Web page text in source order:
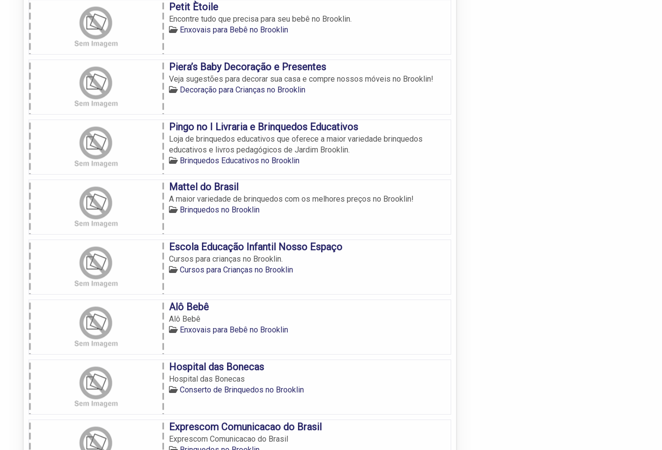
Petit Ètoile
Encontre tudo que precisa para seu bebê no Brooklin.
Enxovais para Bebê no Brooklin
Piera’s Baby Decoração e Presentes
Veja sugestões para decorar sua casa e compre nossos móveis no Brooklin!
Decoração para Crianças no Brooklin
Pingo no I Livraria e Brinquedos Educativos
Loja de brinquedos educativos que oferece a maior variedade brinquedos
educativos e livros pedagógicos de Jardim Brooklin.
Brinquedos Educativos no Brooklin
Mattel do Brasil
A maior variedade de brinquedos com os melhores preços no Brooklin!
Brinquedos no Brooklin
Escola Educação Infantil Nosso Espaço
Cursos para crianças no Brooklin.
Cursos para Crianças no Brooklin
Alô Bebê
Alô Bebê
Enxovais para Bebê no Brooklin
Hospital das Bonecas
Hospital das Bonecas
Conserto de Brinquedos no Brooklin
Exprescom Comunicacao do Brasil
Exprescom Comunicacao do Brasil